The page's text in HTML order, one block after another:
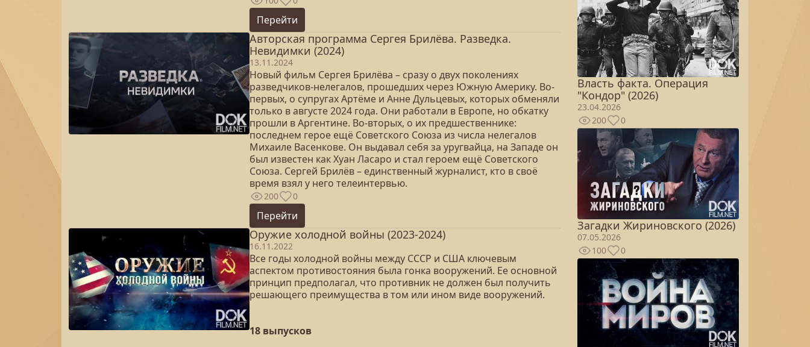
Перейти
Авторская программа Сергея Брилёва. Разведка.
Невидимки (2024)
13.11.2024
Новый фильм Сергея Брилёва – сразу о двух поколениях
разведчиков-нелегалов, прошедших через Южную Америку. Во-
первых, о супругах Артёме и Анне Дульцевых, которых обменяли
только в августе 2024 года. Они работали в Европе, но обкатку
прошли в Аргентине. Во-вторых, о их предшественнике:
последнем герое ещё Советского Союза из числа нелегалов
Михаиле Васенкове. Он выдавал себя за уругвайца, на Западе он
был известен как Хуан Ласаро и стал героем ещё Советского
Союза. Сергей Брилёв – единственный журналист, кто в своё
время взял у него телеинтервью.
200 0
Перейти
Оружие холодной войны (2023-2024)
16.11.2022
Все годы холодной войны между СССР и США ключевым
аспектом противостояния была гонка вооружений. Ее основной
принцип предполагал, что противник не должен был получить
решающего преимущества в том или ином виде вооружений.
18 выпусков
Власть факта. Операция
"Кондор" (2026)
23.04.2026
200
0
Загадки Жириновского (2026)
07.05.2026
100
0